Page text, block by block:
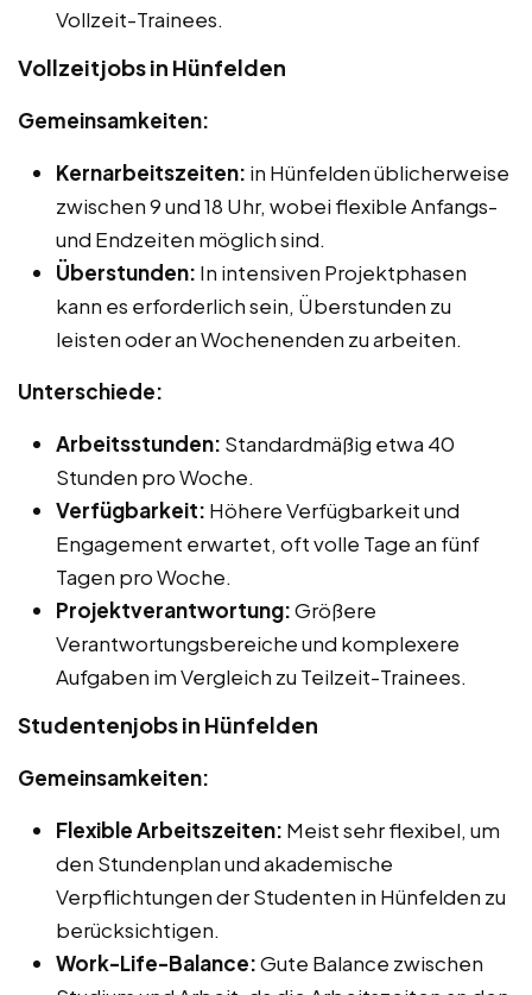
Vollzeit-Trainees.
Vollzeitjobs in Hünfelden
Gemeinsamkeiten:
Kernarbeitszeiten: in Hünfelden üblicherweise
zwischen 9 und 18 Uhr, wobei flexible Anfangs-
und Endzeiten möglich sind.
Überstunden: In intensiven Projektphasen
kann es erforderlich sein, Überstunden zu
leisten oder an Wochenenden zu arbeiten.
Unterschiede:
Arbeitsstunden: Standardmäßig etwa 40
Stunden pro Woche.
Verfügbarkeit: Höhere Verfügbarkeit und
Engagement erwartet, oft volle Tage an fünf
Tagen pro Woche.
Projektverantwortung:Größere
Verantwortungsbereiche und komplexere
Aufgaben im Vergleich zu Teilzeit-Trainees.
Studentenjobs in Hünfelden
Gemeinsamkeiten:
Flexible Arbeitszeiten: Meist sehr flexibel, um
den Stundenplan und akademische
Verpflichtungen der Studenten in Hünfelden zu
berücksichtigen.
Work-Life-Balance:Gute Balance zwischen